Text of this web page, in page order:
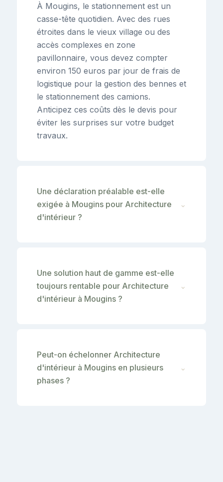
À Mougins, le stationnement est un
casse-tête quotidien. Avec des rues
étroites dans le vieux village ou des
accès complexes en zone
pavillonnaire, vous devez compter
environ 150 euros par jour de frais de
logistique pour la gestion des bennes et
le stationnement des camions.
Anticipez ces coûts dès le devis pour
éviter les surprises sur votre budget
travaux.
Une déclaration préalable est-elle
exigée à Mougins pour Architecture
d'intérieur ?
⌄
Une solution haut de gamme est-elle
toujours rentable pour Architecture
d'intérieur à Mougins ?
⌄
Peut-on échelonner Architecture
d'intérieur à Mougins en plusieurs
phases ?
⌄